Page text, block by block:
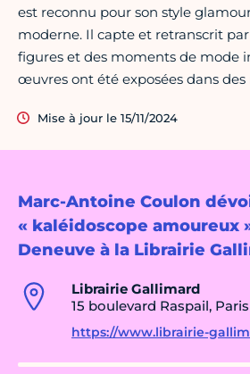
Marc-Antoine Coulon
« kaléidoscope amoureux
Deneuve à la Librairie
Librairie Gallimard
15 boulevard Raspail,
https://www.librairie-
est reconnu pour son style
moderne. Il capte et retranscrit par
figures et des moments de mode
œuvres ont été exposées dans
Mise à jour le 15/11/2024